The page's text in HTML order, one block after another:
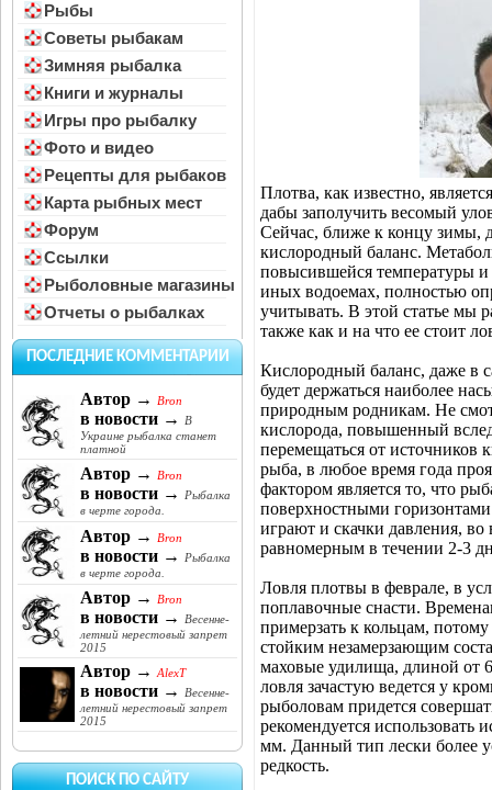
Рыбы
Советы рыбакам
Зимняя рыбалка
Книги и журналы
Игры про рыбалку
Фото и видео
Рецепты для рыбаков
Карта рыбных мест
Форум
Ссылки
Рыболовные магазины
Отчеты о рыбалках
ПОСЛЕДНИЕ КОММЕНТАРИИ
Автор → Bron
в новости →
В
Украине рыбалка станет
платной
Автор → Bron
в новости →
Рыбалка
в черте города.
Автор → Bron
в новости →
Рыбалка
в черте города.
Автор → Bron
в новости →
Весенне-
летний нерестовый запрет
2015
Автор → AlexT
в новости →
Весенне-
летний нерестовый запрет
2015
ПОИСК ПО САЙТУ
Плотва, как известно,
дабы заполучить весомый
Сейчас, ближе к концу зимы,
кислородный баланс.
повысившейся температуры и
иных водоемах, полностью
учитывать. В этой статье мы
также как и на что ее стоит
Кислородный баланс, даже в
будет держаться наиболее
природным родникам. Не
кислорода, повышенный
перемещаться от источников
рыба, в любое время года
фактором является то, что
поверхностными
играют и скачки давления, во
равномерным в течении 2-3
Ловля плотвы в феврале, в
поплавочные снасти.
примерзать к кольцам,
стойким незамерзающим
маховые удилища, длиной от
ловля зачастую ведется у
рыболовам придется
рекомендуется использовать
мм. Данный тип лески более
редкость.